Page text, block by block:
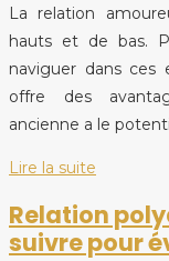
La relation
hauts et de bas.
naviguer dans ces
offre des
ancienne a le
Lire la suite
Relation
suivre pour